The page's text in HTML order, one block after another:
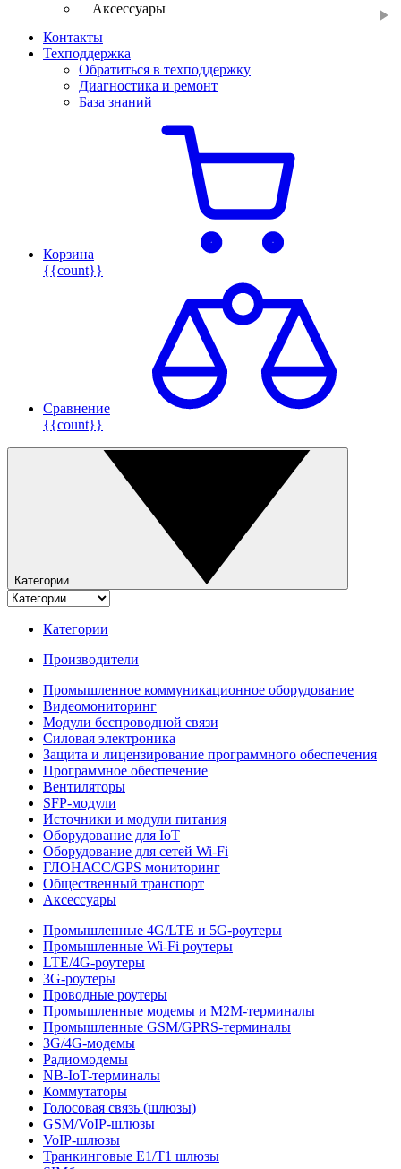
Аксессуары
Контакты
Техподдержка
Обратиться в техподдержку
Диагностика и ремонт
База знаний
Корзина
{{count}}
Сравнение
{{count}}
Категории
Категории
Производители
Промышленное коммуникационное оборудование
Видеомониторинг
Модули беспроводной связи
Силовая электроника
Защита и лицензирование программного обеспечения
Программное обеспечение
Вентиляторы
SFP-модули
Источники и модули питания
Оборудование для IoT
Оборудование для сетей Wi-Fi
ГЛОНАСС/GPS мониторинг
Общественный транспорт
Аксессуары
Промышленные 4G/LTE и 5G-роутеры
Промышленные Wi-Fi роутеры
LTE/4G-роутеры
3G-роутеры
Проводные роутеры
Промышленные модемы и M2M-терминалы
Промышленные GSM/GPRS-терминалы
3G/4G-модемы
Радиомодемы
NB-IoT-терминалы
Коммутаторы
Голосовая связь (шлюзы)
GSM/VoIP-шлюзы
VoIP-шлюзы
Транкинговые E1/T1 шлюзы